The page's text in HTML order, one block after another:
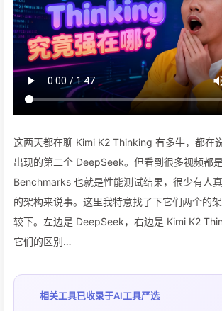
这两天都在聊 Kimi K2 Thinking 有多牛，都在
出现的第二个 DeepSeek。但看到很多视频都
Benchmarks 也就是性能测试结果，很少有人
的架构来说事。这里我特意找了下它们两个的
较下。左边是 DeepSeek，右边是 Kimi K2
它们的区别…
相关工具已收录于AI工具严选